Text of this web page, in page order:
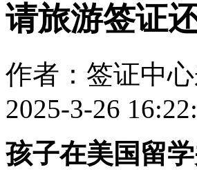
请旅游签证
作者：签证中心
2025-3-26
孩子在美国留